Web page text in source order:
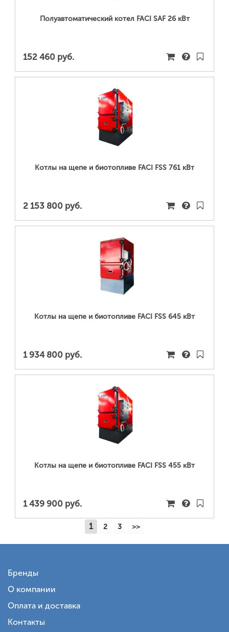
Полуавтоматический котел FACI SAF 26 кВт
152 460 руб.
ПОДРОБНЕЕ...
Котлы на щепе и биотопливе FACI FSS 761 кВт
2 153 800 руб.
ПОДРОБНЕЕ...
Котлы на щепе и биотопливе FACI FSS 645 кВт
1 934 800 руб.
ПОДРОБНЕЕ...
Котлы на щепе и биотопливе FACI FSS 455 кВт
1 439 900 руб.
1 2 3 >>
Бренды
О компании
Оплата и доставка
Контакты